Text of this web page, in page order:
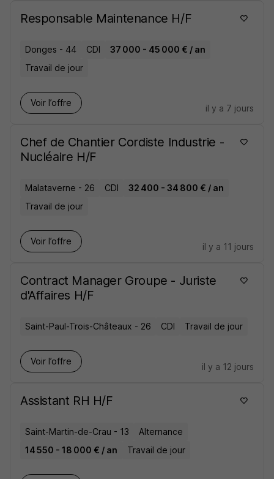
Responsable Maintenance H/F
Donges - 44 CDI
37 000 - 45 000 € / an
Travail de jour
Voir l’offre
il y a 7 jours
Chef de Chantier Cordiste Industrie -
Nucléaire H/F
Malataverne - 26 CDI
32 400 - 34 800 € / an
Travail de jour
Voir l’offre
il y a 11 jours
Contract Manager Groupe - Juriste
d'Affaires H/F
Saint-Paul-Trois-Châteaux - 26 CDI Travail de jour
Voir l’offre
il y a 12 jours
Assistant RH H/F
Saint-Martin-de-Crau - 13
Alternance
14 550 - 18 000 € / an
Travail de jour